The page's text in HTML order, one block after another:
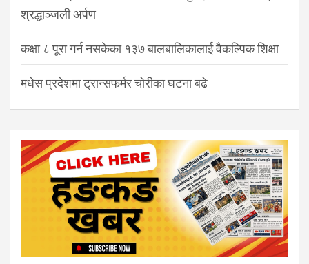
श्रद्धाञ्जली अर्पण
कक्षा ८ पूरा गर्न नसकेका १३७ बालबालिकालाई वैकल्पिक शिक्षा
मधेस प्रदेशमा ट्रान्सफर्मर चोरीका घटना बढे